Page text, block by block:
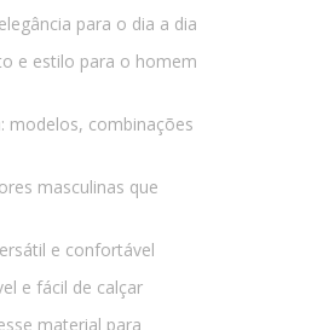
para o dia a dia
e estilo para o homem
modelos, combinações
masculinas que
e confortável
e fácil de calçar
material para